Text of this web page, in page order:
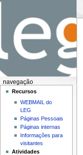
navegação
Recursos
WEBMAIL do
LEG
Páginas Pessoais
Páginas internas
Informações para
visitantes
Atividades